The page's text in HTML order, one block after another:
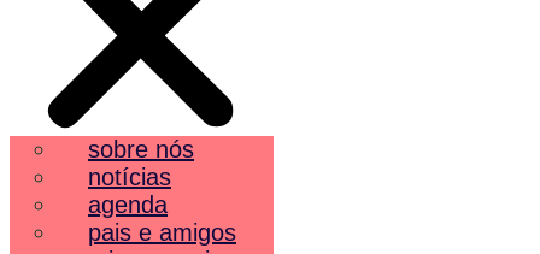
sobre nós
notícias
agenda
pais e amigos